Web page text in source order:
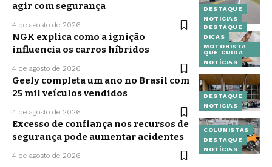
DESTAQUE
NOTÍCIAS
agir com segurança
4 de agosto de 2026
DESTAQUE
DICAS
MOTORISTA
QUE CUIDA
NOTÍCIAS
NGK explica como a ignição
influencia os carros híbridos
4 de agosto de 2026
DESTAQUE
NOTÍCIAS
Geely completa um ano no Brasil com
25 mil veículos vendidos
4 de agosto de 2026
COLUNISTAS
DESTAQUE
NOTÍCIAS
Excesso de confiança nos recursos de
segurança pode aumentar acidentes
4 de agosto de 2026